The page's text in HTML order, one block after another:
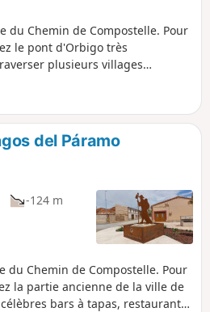
du Chemin de Compostelle. Pour
le pont d'Orbigo très
plusieurs villages
les nombreux monuments
del Páramo
-124 m
du Chemin de Compostelle. Pour
la partie ancienne de la ville de
bars à tapas, restaurants